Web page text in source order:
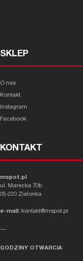
SKLEP
O nas
Kontakt
Instagram
Facebook
KONTAKT
mspot.pl
ul. Marecka 70b
05-220 Zielonka
e-mail: kontakt@mspot.pl
---
GODZINY OTWARCIA